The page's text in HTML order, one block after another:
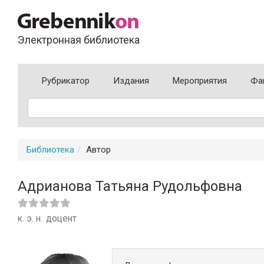
Электронная библиотека
Рубрикатор Издания Мероприятия
Библиотека Автор
Адрианова Татьяна Рудольфовна
к. э. н. доцент